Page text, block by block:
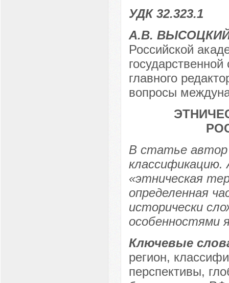
УДК 32.323.1
А.В.
Российской
главного
вопросы
В статье автор
«этническая
определенная
исторически
особенностями
Ключевые
регион,
перспективы,